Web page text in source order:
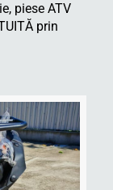
piese ATV
prin